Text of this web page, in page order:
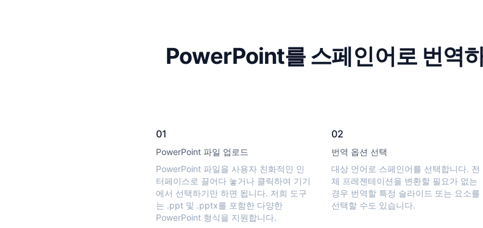
PowerPoint를 스페인어로 번역
01
PowerPoint 파일 업로드
PowerPoint 파일을 사용자 친화적인 인
터페이스로 끌어다 놓거나 클릭하여 기기
에서 선택하기만 하면 됩니다. 저희 도구
는 .ppt 및 .pptx를 포함한 다양한
PowerPoint 형식을 지원합니다.
02
번역 옵션 선택
대상 언어로 스페인어를 선택합니다. 전
체 프레젠테이션을 변환할 필요가 없는
경우 번역할 특정 슬라이드 또는 요소를
선택할 수도 있습니다.